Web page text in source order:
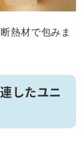
熱材で包みま
したユニ